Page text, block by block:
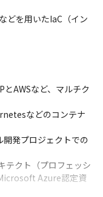
ス策定・CCoE推進
共通アーキテクチャ
of Excellence）の
・実践
）を向上させるた
策定、自動化による信
マルチクラウド案件
構築・運用で強みを
細設計から基本設
。
を用いたIaC（自
を用いたIaC（イン
とAWSなど、マルチク
などのコンテナ
開発プロジェクトでの
テクト（プロフェッシ
Azure認定資